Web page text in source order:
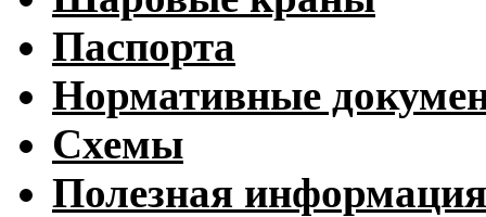
Паспорта
Нормативные
Схемы
Полезная информация